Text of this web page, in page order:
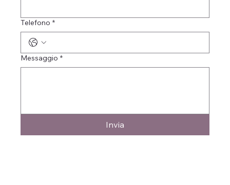
Telefono *
Messaggio *
Invia